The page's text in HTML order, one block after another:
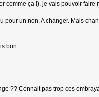
comme ça !), je vais pouvoir faire
un non. A changer. Mais
bon ...
?? Connait pas trop ces